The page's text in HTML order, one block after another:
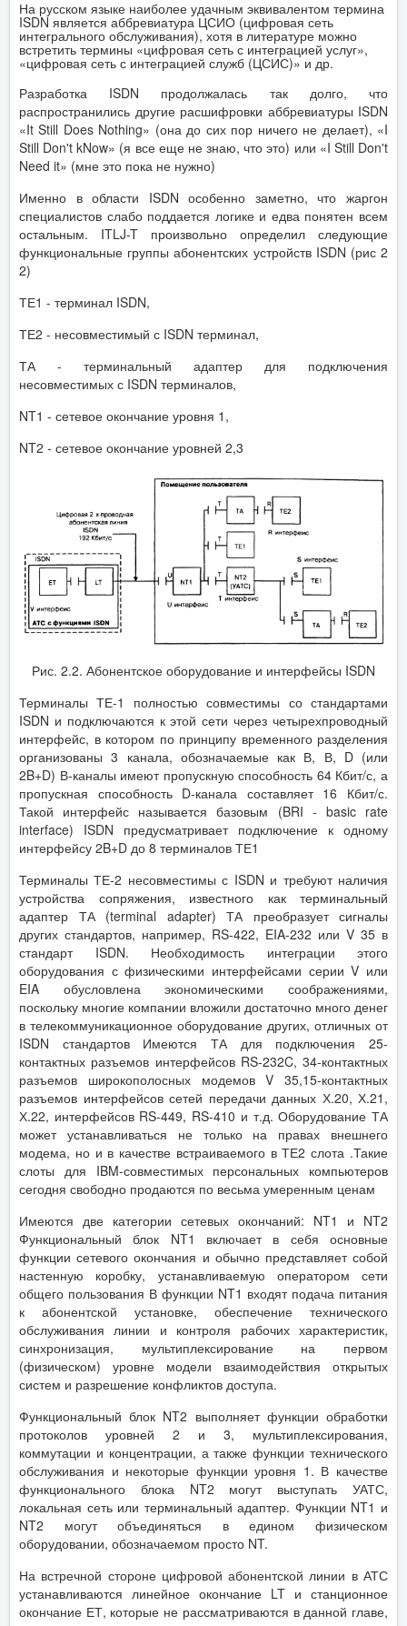
На русском языке наиболее удачным эквивалентом термина
ISDN является аббревиатура ЦСИО (цифровая сеть
интегрального обслуживания), хотя в литературе можно
встретить термины «цифровая сеть с интеграцией услуг»,
«цифровая сеть с интеграцией служб (ЦСИС)» и др.
Разработка ISDN продолжалась так долго, что
распространились другие расшифровки аббревиатуры ISDN
«It Still Does Nothing» (она до сих пор ничего не делает), «I
Still Don't kNow» (я все еще не знаю, что это) или «I Still Don't
Need it» (мне это пока не нужно)
Именно в области ISDN особенно заметно, что жаргон
специалистов слабо поддается логике и едва понятен всем
остальным. ITLJ-T произвольно определил следующие
функциональные группы абонентских устройств ISDN (рис 2
2)
ТЕ1 - терминал ISDN,
ТЕ2 - несовместимый с ISDN терминал,
ТА - терминальный адаптер для подключения
несовместимых с ISDN терминалов,
NT1 - сетевое окончание уровня 1,
NT2 - сетевое окончание уровней 2,3
Рис. 2.2. Абонентское оборудование и интерфейсы ISDN
Терминалы ТЕ-1 полностью совместимы со стандартами
ISDN и подключаются к этой сети через четырехпроводный
интерфейс, в котором по принципу временного разделения
организованы 3 канала, обозначаемые как В, В, D (или
2B+D) В-каналы имеют пропускную способность 64 Кбит/с, а
пропускная способность D-канала составляет 16 Кбит/с.
Такой интерфейс называется базовым (BRI - basic rate
interface) ISDN предусматривает подключение к одному
интерфейсу 2B+D до 8 терминалов ТЕ1
Терминалы ТЕ-2 несовместимы с ISDN и требуют наличия
устройства сопряжения, известного как терминальный
адаптер ТА (terminal adapter) ТА преобразует сигналы
других стандартов, например, RS-422, EIA-232 или V 35 в
стандарт ISDN. Необходимость интеграции этого
оборудования с физическими интерфейсами серии V или
EIA обусловлена экономическими соображениями,
поскольку многие компании вложили достаточно много денег
в телекоммуникационное оборудование других, отличных от
ISDN стандартов Имеются ТА для подключения 25-
контактных разъемов интерфейсов RS-232C, 34-контактных
разъемов широкополосных модемов V 35,15-контактных
разъемов интерфейсов сетей передачи данных Х.20, Х.21,
Х.22, интерфейсов RS-449, RS-410 и т.д. Оборудование ТА
может устанавливаться не только на правах внешнего
модема, но и в качестве встраиваемого в ТЕ2 слота .Такие
слоты для IBM-совместимых персональных компьютеров
сегодня свободно продаются по весьма умеренным ценам
Имеются две категории сетевых окончаний: NT1 и NT2
Функциональный блок NT1 включает в себя основные
функции сетевого окончания и обычно представляет собой
настенную коробку, устанавливаемую оператором сети
общего пользования В функции NT1 входят подача питания
к абонентской установке, обеспечение технического
обслуживания линии и контроля рабочих характеристик,
синхронизация, мультиплексирование на первом
(физическом) уровне модели взаимодействия открытых
систем и разрешение конфликтов доступа.
Функциональный блок NT2 выполняет функции обработки
протоколов уровней 2 и 3, мультиплексирования,
коммутации и концентрации, а также функции технического
обслуживания и некоторые функции уровня 1. В качестве
функционального блока NT2 могут выступать УАТС,
локальная сеть или терминальный адаптер. Функции NT1 и
NT2 могут объединяться в едином физическом
оборудовании, обозначаемом просто NT.
На встречной стороне цифровой абонентской линии в АТС
устанавливаются линейное окончание LT и станционное
окончание ЕТ, которые не рассматриваются в данной главе,